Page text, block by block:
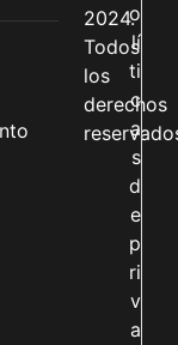
2024.
Todos
los
derechos
o
lí
ti
c
a
s
d
e
p
ri
v
a